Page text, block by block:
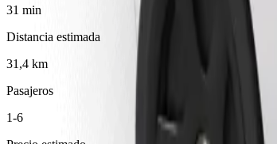
31 min
Distancia estimada
31,4 km
Pasajeros
1-6